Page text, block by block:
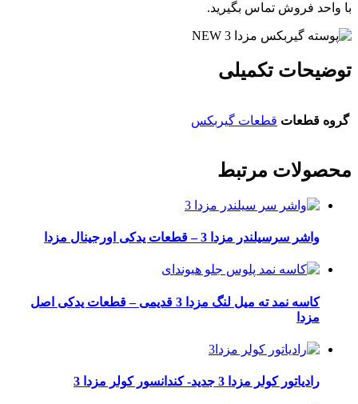
با واحد فروش تماس بگیرید.
توضیحات تکمیلی
گروه قطعات قطعات گیربکس
محصولات مرتبط
واشر سرسیلندر مزدا 3 – قطعات یدکی اورجینال مزدا
کاسه نمد ته میل لنگ مزدا 3 قدیمی – قطعات یدکی اصل
مزدا
رادیاتور کولر مزدا 3 جدید- کندانسور کولر مزدا 3